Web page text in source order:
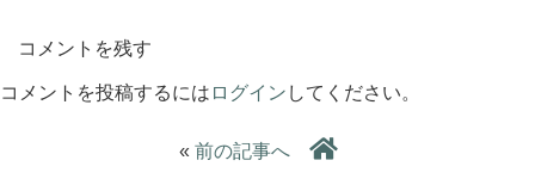
コメントを残す
コメントを投稿するには ログイン してください。
« 前の記事へ